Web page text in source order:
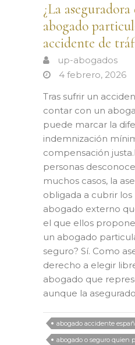
¿La
abogado
accidente de
up-abogados
4 febrero, 2026
Tras sufrir un
contar con un
puede marcar la
indemnización
compensación
personas
muchos casos, la
obligada a cubrir los
abogado externo
el que ellos
un abogado
seguro? Sí. Como
derecho a elegir
abogado que
aunque la
abogado accidente
abogado o seguro quien